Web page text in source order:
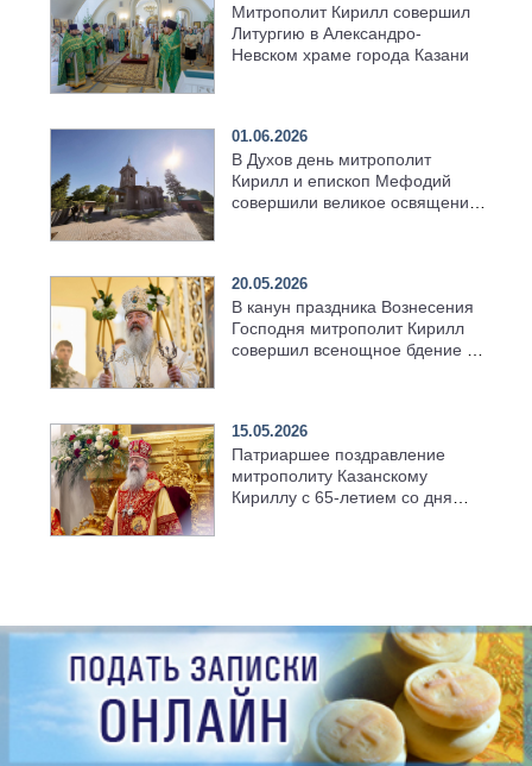
Митрополит Кирилл совершил
Литургию в Александро-
Невском храме города Казани
01.06.2026
В Духов день митрополит
Кирилл и епископ Мефодий
совершили великое освящение
20.05.2026
В канун праздника Вознесения
Господня митрополит Кирилл
совершил всенощное бдение в
15.05.2026
Патриаршее поздравление
митрополиту Казанскому
Кириллу с 65-летием со дня